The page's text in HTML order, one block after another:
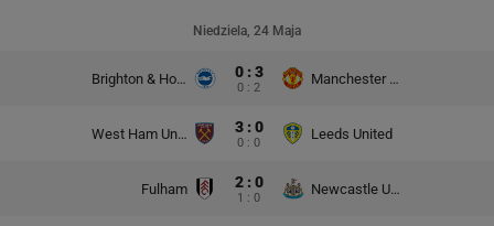
Niedziela, 24 Maja
Brighton & Hove Albion 0 : 3
0 : 2
Manchester United
West Ham United 3 : 0
0 : 0
Leeds United
Fulham 2 : 0
1 : 0
Newcastle United